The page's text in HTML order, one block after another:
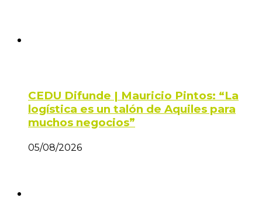
CEDU Difunde | Mauricio Pintos: “La
logística es un talón de Aquiles para
muchos negocios”
05/08/2026